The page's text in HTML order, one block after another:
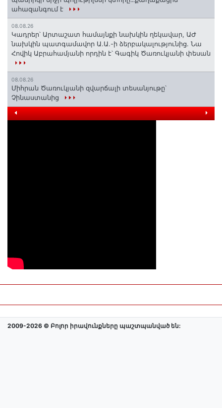
ահազանգում է
08.08.26
Կադրեր՝ Արտաշատ համայնքի նախկին ղեկավար, ԱԺ
նախկին պատգամավոր Ա.Ա.-ի ձերբակալությունից. Նա
Հովիկ Աբրահամյանի որդին է՝ Գագիկ Ծառուկյանի փեսան
08.08.26
Միհրան Ծառուկյանի զվարճալի տեսանյութը՝
Չինաստանից
2009-2026 © Բոլոր իրավունքները պաշտպանված են: